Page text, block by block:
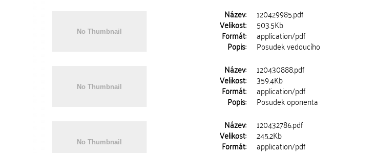
Název: 120429985.pdf
Velikost: 503.5Kb
Formát: application/pdf
Popis: Posudek vedoucího
Název: 120430888.pdf
Velikost: 359.4Kb
Formát: application/pdf
Popis: Posudek oponenta
Název: 120432786.pdf
Velikost: 245.2Kb
Formát: application/pdf